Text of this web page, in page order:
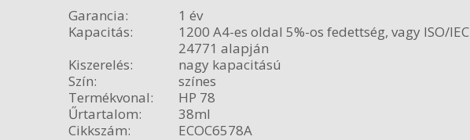
Garancia:
1 év
Kapacitás:
1200 A4-es oldal 5%-os fedettség, vagy ISO/IEC
24771 alapján
Kiszerelés:
nagy kapacitású
Szín:
színes
Termékvonal:
HP 78
Űrtartalom:
38ml
Cikkszám:
ECOC6578A